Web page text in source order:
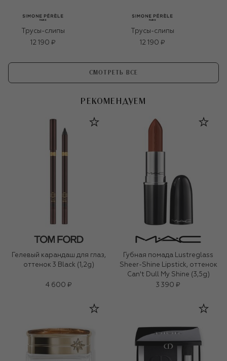
Трусы-слипы
12 190 ₽
Трусы-слипы
12 190 ₽
СМОТРЕТЬ ВСЕ
РЕКОМЕНДУЕМ
Гелевый карандаш для глаз,
оттенок 3 Black (1,2g)
4 600 ₽
Губная помада Lustreglass
Sheer-Shine Lipstick, оттенок
Can't Dull My Shine (3,5g)
3 390 ₽